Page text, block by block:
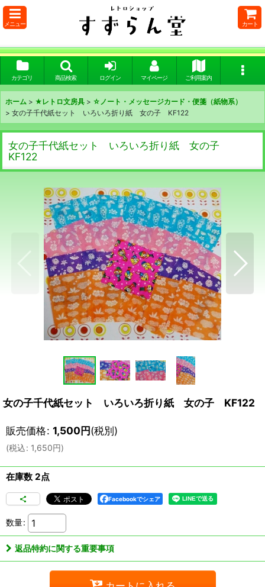
メニュー カート
カテゴリ 商品検索 ログイン マイページ ご利用案内
ホーム > ★レトロ文房具 > ☆ノート・メッセージカード・便箋（紙物系）
> 女の子千代紙セット いろいろ折り紙 女の子 KF122
女の子千代紙セット いろいろ折り紙 女の子
KF122
女の子千代紙セット いろいろ折り紙 女の子 KF122
販売価格: 1,500円(税別)
(税込: 1,650円)
在庫数 2点
Facebookでシェア
数量:
返品特約に関する重要事項